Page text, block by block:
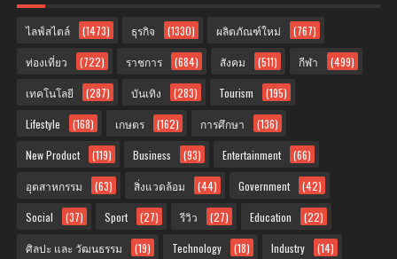
ไลฟ์สไตล์ (1473) ธุรกิจ (1330) ผลิตภัณฑ์ใหม่ (767)
ท่องเที่ยว (722) ราชการ (684) สังคม (511) กีฬา (499)
เทคโนโลยี (287) บันเทิง (283) Tourism (195)
Lifestyle (168) เกษตร (162) การศึกษา (136)
New Product (119) Business (93) Entertainment (66)
อุตสาหกรรม (63) สิ่งแวดล้อม (44) Government (42)
Social (37) Sport (27) รีวิว (27) Education (22)
ศิลปะ และ วัฒนธรรม (19) Technology (18) Industry (14)